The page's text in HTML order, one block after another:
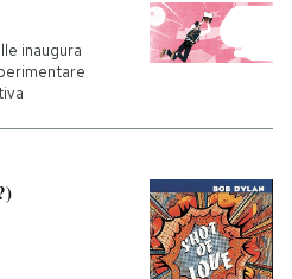
inaugura